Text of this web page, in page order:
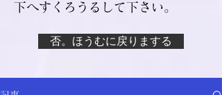
​下へすくろうるして下さい。
否。ほうむに戻りまする